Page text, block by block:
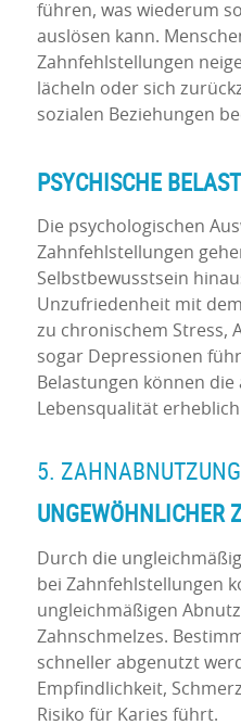
führen, was wiederum
auslösen kann.
Zahnfehlstellungen
lächeln oder sich
sozialen Beziehungen
PSYCHISCHE
Die psychologischen
Zahnfehlstellungen
Selbstbewusstsein
Unzufriedenheit mit
zu chronischem Stress,
sogar Depressionen
Belastungen können die
Lebensqualität
5.
UNGEWÖHNLICHER
Durch die
bei Zahnfehlstellungen
ungleichmäßigen
Zahnschmelzes.
schneller abgenutzt
Empfindlichkeit,
Risiko für Karies führt.